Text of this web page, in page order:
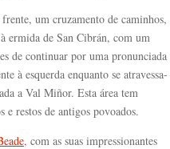
um cruzamento de caminhos,
ermida de San Cibrán, com um
de continuar por uma pronunciada
à esquerda enquanto se atravessa-
a Val Miñor. Esta área tem
e restos de antigos povoados.
, com as suas impressionantes